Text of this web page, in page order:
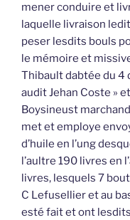
mener conduire et
laquelle livraison
peser lesdits bouls
le mémoire et
Thibault dabtée du 4
audit Jehan Coste »
Boysineust
met et employe
d’huile en l’ung
l’aultre 190 livres en
livres, lesquels 7
C Lefusellier et au
esté fait et ont